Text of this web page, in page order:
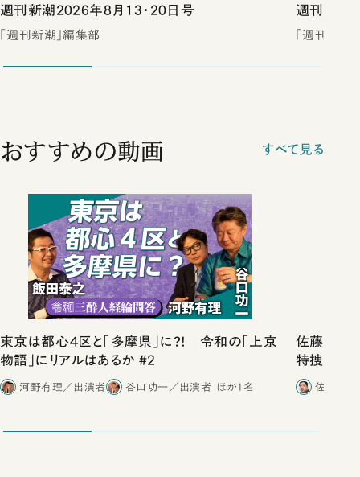
週刊新潮2026年8月13・20日号
「週刊新潮」編集部
週刊新潮
「週刊新潮
おすすめの動画 すべて見る
東京は都心４区と「多摩県」に?! 令和の「上京
物語」にリアルはあるか #2
河野有理／出演者 谷口功一／出演者 ほか1名
佐藤優vs
特捜取調
合ったこと
佐藤優